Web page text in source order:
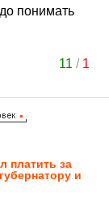
понимать
11 / 1
платить за
и